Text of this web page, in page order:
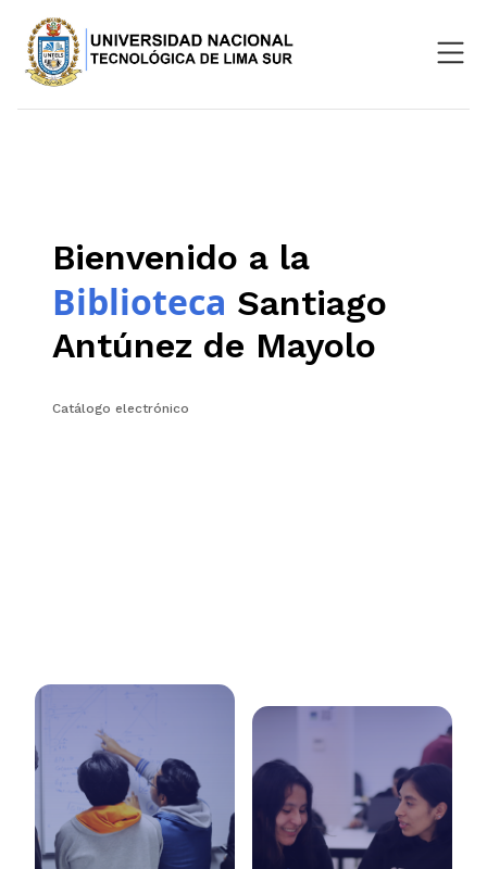
Aula Virtual
Bienvenido a la
Biblioteca Santiago
Antúnez de Mayolo
Catálogo electrónico